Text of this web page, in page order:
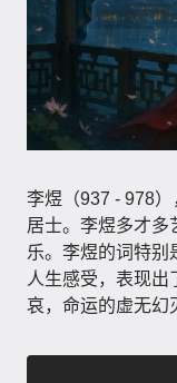
李煜（937 - 978
居士。李煜多才多
乐。李煜的词特别
人生感受，表现出
哀，命运的虚无幻